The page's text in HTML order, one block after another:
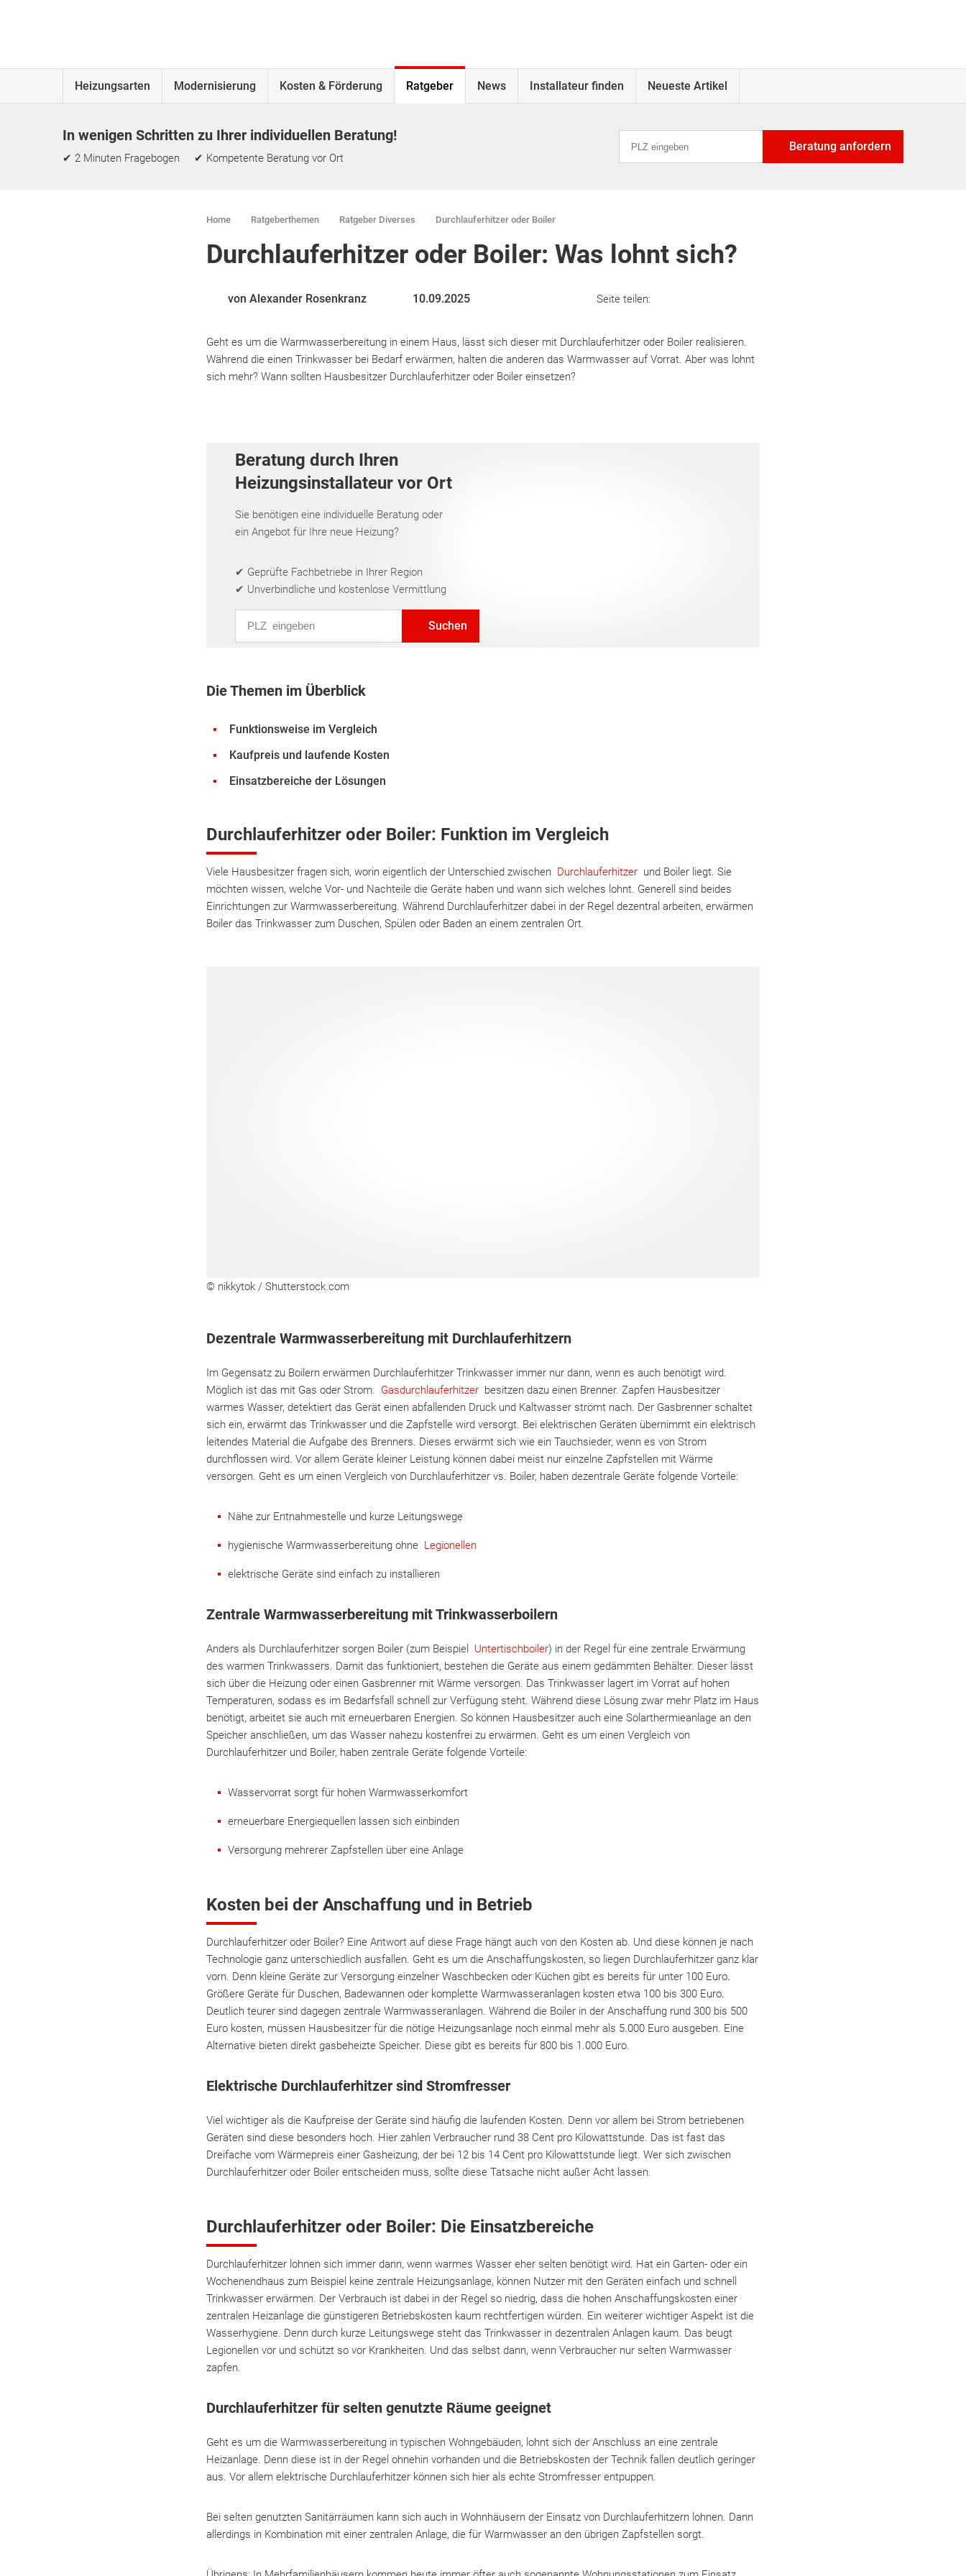
Heizungsarten Modernisierung Kosten & Förderung Ratgeber News Installateur finden Neueste Artikel
In wenigen Schritten zu Ihrer individuellen Beratung!
✔ 2 Minuten Fragebogen ✔ Kompetente Beratung vor Ort
Beratung anfordern
Home Ratgeberthemen Ratgeber Diverses Durchlauferhitzer oder Boiler
Durchlauferhitzer oder Boiler: Was lohnt sich?
von Alexander Rosenkranz 10.09.2025 Seite teilen:
Geht es um die Warmwasserbereitung in einem Haus, lässt sich dieser mit Durchlauferhitzer oder Boiler realisieren.
Während die einen Trinkwasser bei Bedarf erwärmen, halten die anderen das Warmwasser auf Vorrat. Aber was lohnt
sich mehr? Wann sollten Hausbesitzer Durchlauferhitzer oder Boiler einsetzen?
Beratung durch Ihren
Heizungsinstallateur vor Ort
Sie benötigen eine individuelle Beratung oder
ein Angebot für Ihre neue Heizung?
✔ Geprüfte Fachbetriebe in Ihrer Region
✔ Unverbindliche und kostenlose Vermittlung
Suchen
Die Themen im Überblick
Funktionsweise im Vergleich
Kaufpreis und laufende Kosten
Einsatzbereiche der Lösungen
Durchlauferhitzer oder Boiler: Funktion im Vergleich
Viele Hausbesitzer fragen sich, worin eigentlich der Unterschied zwischen Durchlauferhitzer und Boiler liegt. Sie
möchten wissen, welche Vor- und Nachteile die Geräte haben und wann sich welches lohnt. Generell sind beides
Einrichtungen zur Warmwasserbereitung. Während Durchlauferhitzer dabei in der Regel dezentral arbeiten, erwärmen
Boiler das Trinkwasser zum Duschen, Spülen oder Baden an einem zentralen Ort.
© nikkytok / Shutterstock.com
Dezentrale Warmwasserbereitung mit Durchlauferhitzern
Im Gegensatz zu Boilern erwärmen Durchlauferhitzer Trinkwasser immer nur dann, wenn es auch benötigt wird.
Möglich ist das mit Gas oder Strom. Gasdurchlauferhitzer besitzen dazu einen Brenner. Zapfen Hausbesitzer
warmes Wasser, detektiert das Gerät einen abfallenden Druck und Kaltwasser strömt nach. Der Gasbrenner schaltet
sich ein, erwärmt das Trinkwasser und die Zapfstelle wird versorgt. Bei elektrischen Geräten übernimmt ein elektrisch
leitendes Material die Aufgabe des Brenners. Dieses erwärmt sich wie ein Tauchsieder, wenn es von Strom
durchflossen wird. Vor allem Geräte kleiner Leistung können dabei meist nur einzelne Zapfstellen mit Wärme
versorgen. Geht es um einen Vergleich von Durchlauferhitzer vs. Boiler, haben dezentrale Geräte folgende Vorteile:
Nähe zur Entnahmestelle und kurze Leitungswege
hygienische Warmwasserbereitung ohne Legionellen
elektrische Geräte sind einfach zu installieren
Zentrale Warmwasserbereitung mit Trinkwasserboilern
Anders als Durchlauferhitzer sorgen Boiler (zum Beispiel Untertischboiler) in der Regel für eine zentrale Erwärmung
des warmen Trinkwassers. Damit das funktioniert, bestehen die Geräte aus einem gedämmten Behälter. Dieser lässt
sich über die Heizung oder einen Gasbrenner mit Wärme versorgen. Das Trinkwasser lagert im Vorrat auf hohen
Temperaturen, sodass es im Bedarfsfall schnell zur Verfügung steht. Während diese Lösung zwar mehr Platz im Haus
benötigt, arbeitet sie auch mit erneuerbaren Energien. So können Hausbesitzer auch eine Solarthermieanlage an den
Speicher anschließen, um das Wasser nahezu kostenfrei zu erwärmen. Geht es um einen Vergleich von
Durchlauferhitzer und Boiler, haben zentrale Geräte folgende Vorteile:
Wasservorrat sorgt für hohen Warmwasserkomfort
erneuerbare Energiequellen lassen sich einbinden
Versorgung mehrerer Zapfstellen über eine Anlage
Kosten bei der Anschaffung und in Betrieb
Durchlauferhitzer oder Boiler? Eine Antwort auf diese Frage hängt auch von den Kosten ab. Und diese können je nach
Technologie ganz unterschiedlich ausfallen. Geht es um die Anschaffungskosten, so liegen Durchlauferhitzer ganz klar
vorn. Denn kleine Geräte zur Versorgung einzelner Waschbecken oder Küchen gibt es bereits für unter 100 Euro.
Größere Geräte für Duschen, Badewannen oder komplette Warmwasseranlagen kosten etwa 100 bis 300 Euro.
Deutlich teurer sind dagegen zentrale Warmwasseranlagen. Während die Boiler in der Anschaffung rund 300 bis 500
Euro kosten, müssen Hausbesitzer für die nötige Heizungsanlage noch einmal mehr als 5.000 Euro ausgeben. Eine
Alternative bieten direkt gasbeheizte Speicher. Diese gibt es bereits für 800 bis 1.000 Euro.
Elektrische Durchlauferhitzer sind Stromfresser
Viel wichtiger als die Kaufpreise der Geräte sind häufig die laufenden Kosten. Denn vor allem bei Strom betriebenen
Geräten sind diese besonders hoch. Hier zahlen Verbraucher rund 38 Cent pro Kilowattstunde. Das ist fast das
Dreifache vom Wärmepreis einer Gasheizung, der bei 12 bis 14 Cent pro Kilowattstunde liegt. Wer sich zwischen
Durchlauferhitzer oder Boiler entscheiden muss, sollte diese Tatsache nicht außer Acht lassen.
Durchlauferhitzer oder Boiler: Die Einsatzbereiche
Durchlauferhitzer lohnen sich immer dann, wenn warmes Wasser eher selten benötigt wird. Hat ein Garten- oder ein
Wochenendhaus zum Beispiel keine zentrale Heizungsanlage, können Nutzer mit den Geräten einfach und schnell
Trinkwasser erwärmen. Der Verbrauch ist dabei in der Regel so niedrig, dass die hohen Anschaffungskosten einer
zentralen Heizanlage die günstigeren Betriebskosten kaum rechtfertigen würden. Ein weiterer wichtiger Aspekt ist die
Wasserhygiene. Denn durch kurze Leitungswege steht das Trinkwasser in dezentralen Anlagen kaum. Das beugt
Legionellen vor und schützt so vor Krankheiten. Und das selbst dann, wenn Verbraucher nur selten Warmwasser
zapfen.
Durchlauferhitzer für selten genutzte Räume geeignet
Geht es um die Warmwasserbereitung in typischen Wohngebäuden, lohnt sich der Anschluss an eine zentrale
Heizanlage. Denn diese ist in der Regel ohnehin vorhanden und die Betriebskosten der Technik fallen deutlich geringer
aus. Vor allem elektrische Durchlauferhitzer können sich hier als echte Stromfresser entpuppen.
Bei selten genutzten Sanitärräumen kann sich auch in Wohnhäusern der Einsatz von Durchlauferhitzern lohnen. Dann
allerdings in Kombination mit einer zentralen Anlage, die für Warmwasser an den übrigen Zapfstellen sorgt.